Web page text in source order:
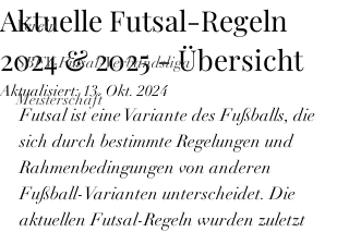
Verein
SBFV-Futsal-Verbandsliga
Meisterschaft
Aktuelle Futsal-Regeln
2024 & 2025 - Übersicht
Aktualisiert:13. Okt. 2024
Futsal ist eine Variante des Fußballs, die
sich durch bestimmte Regelungen und
Rahmenbedingungen von anderen
Fußball-Varianten unterscheidet. Die
aktuellen Futsal-Regeln wurden zuletzt